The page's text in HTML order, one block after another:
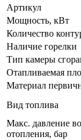
Артикул
Мощность, кВт
Количество
Наличие горелки
Тип камеры
Отапливаемая
Материал
Вид топлива
Макс. давление
отопления, бар